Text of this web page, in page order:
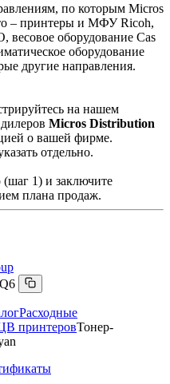
по которым Micros
– принтеры и МФУ Ricoh,
весовое оборудование Cas
оборудование
другие направления.
на нашем
Micros Distribution
о вашей фирме.
отдельно.
1) и заключите
плана продаж.
Расходные
принтеровТонер-